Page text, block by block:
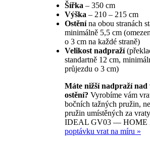
Šířka – 350 cm
Výška – 210 – 215 cm
Ostěnína obou stranách
minimálně 5,5 cm
o 3 cm na každé straně)
Velikost nadpraží
standartně 12 cm,
průjezdu o 3 cm)
Máte nižší nadpraží nad
ostění? Vyrobíme vám
bočních tažných pružin,
pružin umístěných za
IDEAL GV03 — HOME
poptávku vrat na míru »